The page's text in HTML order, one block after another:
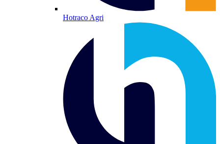
Hotraco Agri